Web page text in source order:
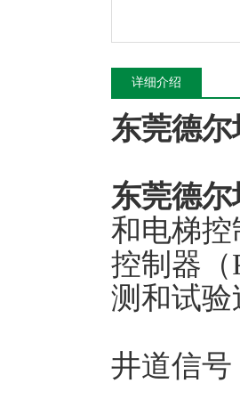
详细介绍
东莞德
东莞德
和电梯
控制器
测和试
井道信号